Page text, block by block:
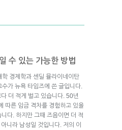
수 있는 가능한 방법
경제학과 센딜 뮬라이네이탄
가 뉴욕 타임즈에 쓴 글입니다.
더 적게 벌고 있습니다. 50년
따른 임금 격차를 경험하고 있을
다. 하지만 그때 즈음이면 더 적
니라 남성일 것입니다. 저의 이